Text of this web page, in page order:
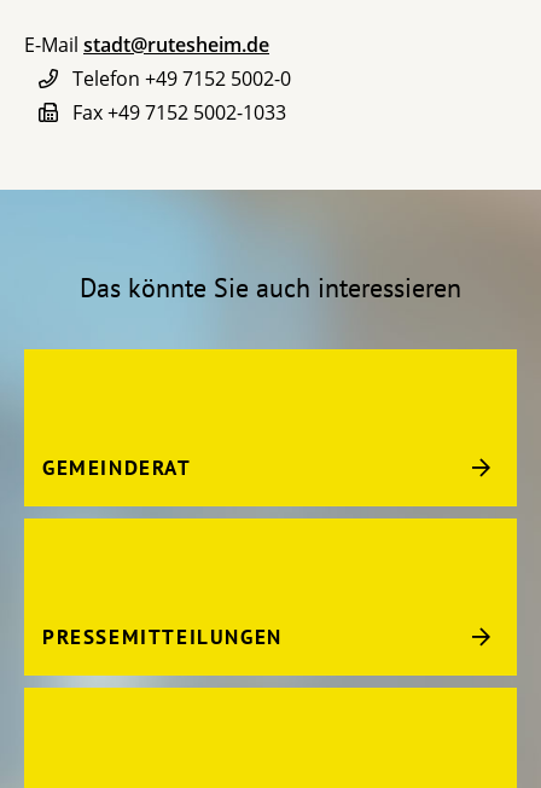
E-Mail stadt@rutesheim.de
Telefon +49 7152 5002-0
Fax+49 7152 5002-1033
Das könnte Sie auch interessieren
GEMEINDERAT
PRESSEMITTEILUNGEN